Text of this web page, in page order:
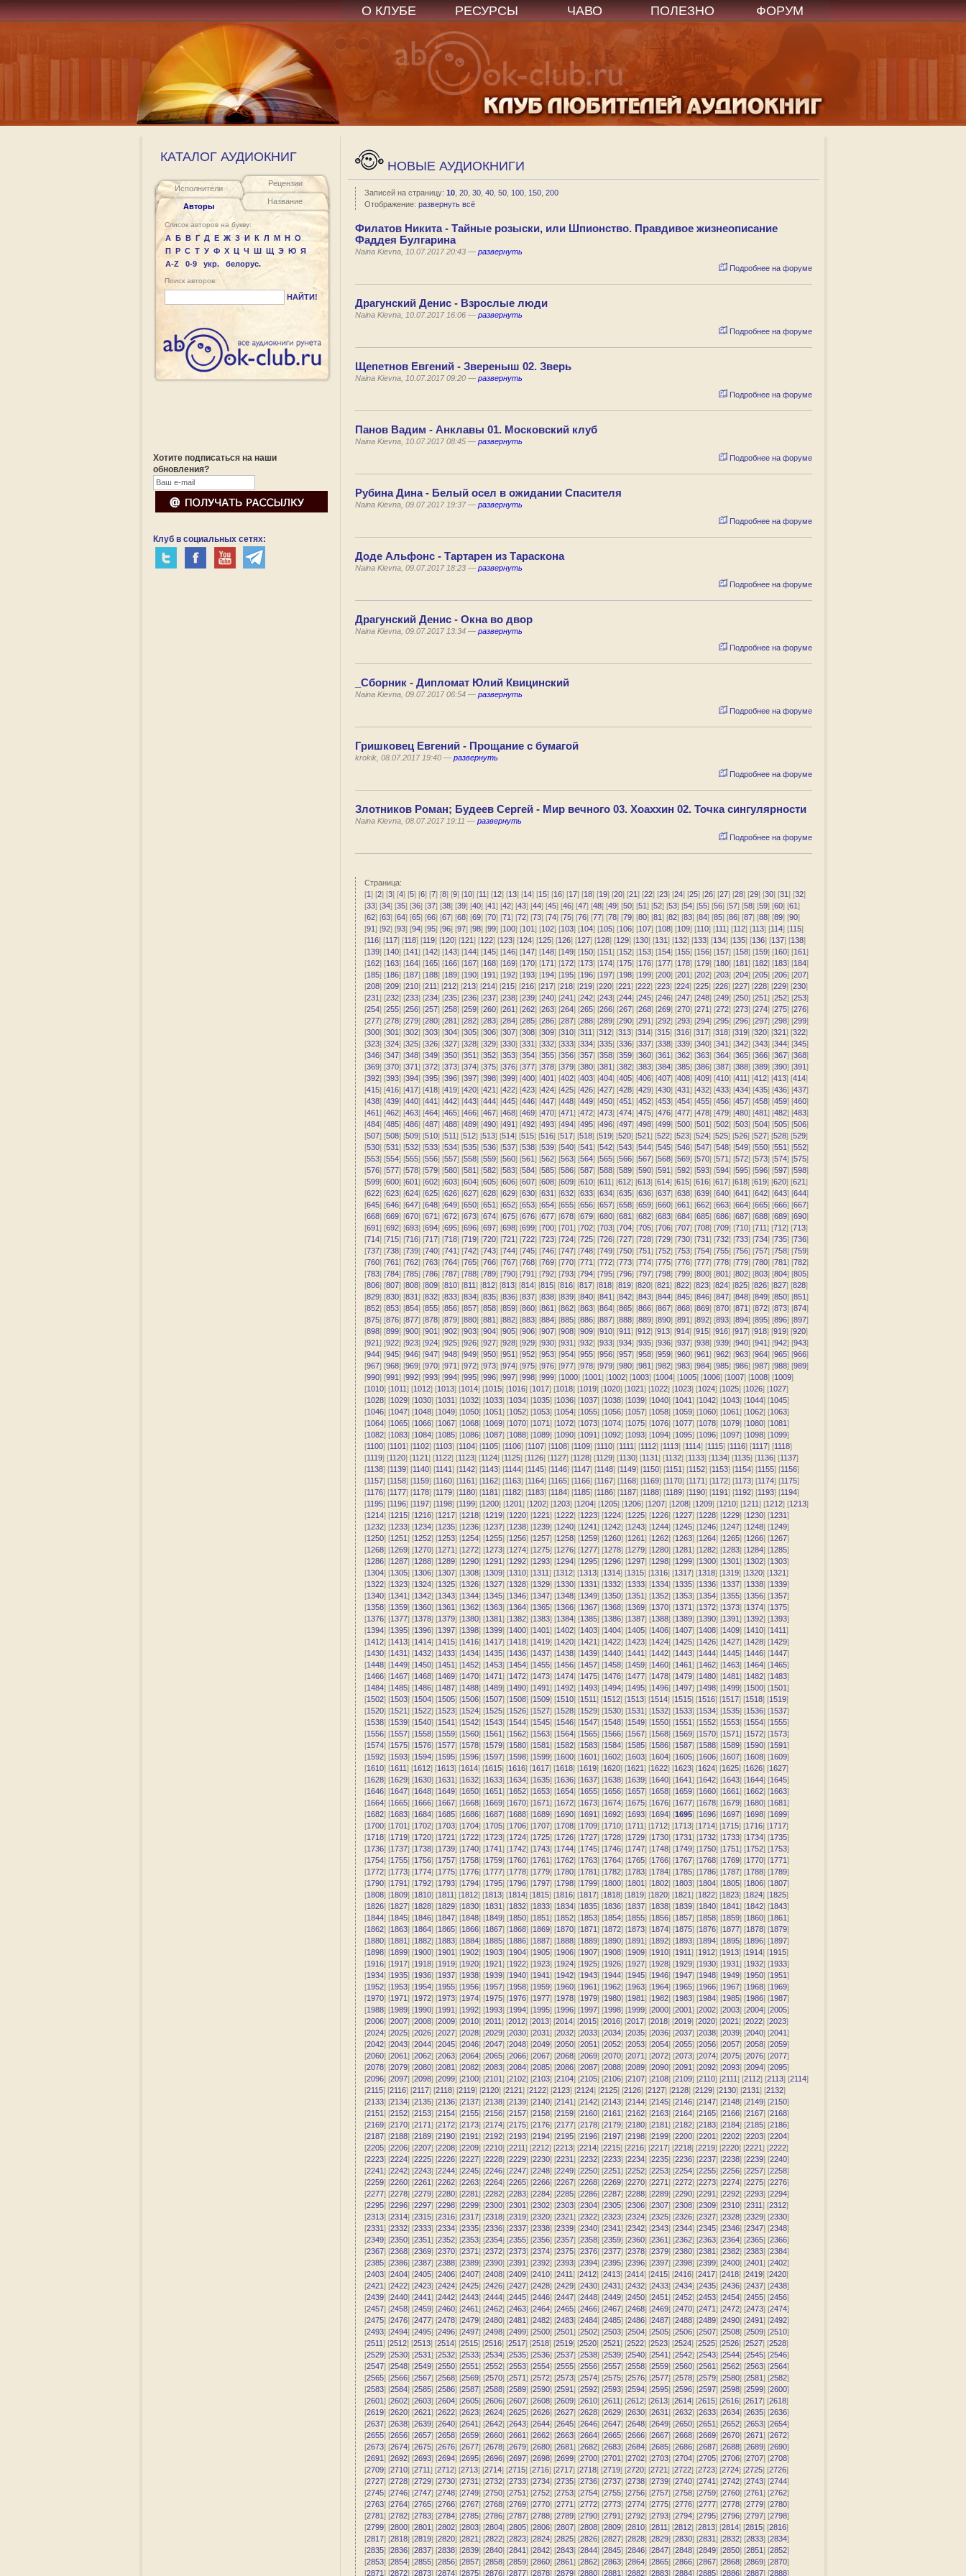
О КЛУБЕ РЕСУРСЫ ЧАВО ПОЛЕЗНО ФОРУМ
КАТАЛОГ АУДИОКНИГ
Исполнители
Авторы
Рецензии
Название
Список авторов на букву:
А Б В Г Д Е Ж З И К Л М Н О
П Р С Т У Ф Х Ц Ч Ш Щ Э Ю Я
A-Z
0-9 укр. белорус.
Поиск авторов:
НАЙТИ!
Хотите подписаться на наши
обновления?
Клуб в социальных сетях:
НОВЫЕ АУДИОКНИГИ
Записей на страницу: 10, 20, 30, 40, 50, 100, 150, 200
Отображение: развернуть всё
Филатов Никита - Тайные розыски, или Шпионство. Правдивое жизнеописание
Фаддея Булгарина
Naina Kievna, 10.07.2017 20:43 — развернуть
Подробнее на форуме
Драгунский Денис - Взрослые люди
Naina Kievna, 10.07.2017 16:06 — развернуть
Подробнее на форуме
Щепетнов Евгений - Звереныш 02. Зверь
Naina Kievna, 10.07.2017 09:20 — развернуть
Подробнее на форуме
Панов Вадим - Анклавы 01. Московский клуб
Naina Kievna, 10.07.2017 08:45 — развернуть
Подробнее на форуме
Рубина Дина - Белый осел в ожидании Спасителя
Naina Kievna, 09.07.2017 19:37 — развернуть
Подробнее на форуме
Доде Альфонс - Тартарен из Тараскона
Naina Kievna, 09.07.2017 18:23 — развернуть
Подробнее на форуме
Драгунский Денис - Окна во двор
Naina Kievna, 09.07.2017 13:34 — развернуть
Подробнее на форуме
_Сборник - Дипломат Юлий Квицинский
Naina Kievna, 09.07.2017 06:54 — развернуть
Подробнее на форуме
Гришковец Евгений - Прощание с бумагой
krokik, 08.07.2017 19:40 — развернуть
Подробнее на форуме
Злотников Роман; Будеев Сергей - Мир вечного 03. Хоаххин 02. Точка сингулярности
Naina Kievna, 08.07.2017 19:11 — развернуть
Подробнее на форуме
Страница:
[1] [2] [3] [4] [5] [6] [7] [8] [9] [10] [11] [12] [13] [14] [15] [16] [17] [18] [19] [20] [21] [22] [23] [24] [25] [26] [27] [28] [29] [30] [31] [32]
[33] [34] [35] [36] [37] [38] [39] [40] [41] [42] [43] [44] [45] [46] [47] [48] [49] [50] [51] [52] [53] [54] [55] [56] [57] [58] [59] [60] [61]
[62] [63] [64] [65] [66] [67] [68] [69] [70] [71] [72] [73] [74] [75] [76] [77] [78] [79] [80] [81] [82] [83] [84] [85] [86] [87] [88] [89] [90]
[91] [92] [93] [94] [95] [96] [97] [98] [99] [100] [101] [102] [103] [104] [105] [106] [107] [108] [109] [110] [111] [112] [113] [114] [115]
[116] [117] [118] [119] [120] [121] [122] [123] [124] [125] [126] [127] [128] [129] [130] [131] [132] [133] [134] [135] [136] [137] [138]
[139] [140] [141] [142] [143] [144] [145] [146] [147] [148] [149] [150] [151] [152] [153] [154] [155] [156] [157] [158] [159] [160] [161]
[162] [163] [164] [165] [166] [167] [168] [169] [170] [171] [172] [173] [174] [175] [176] [177] [178] [179] [180] [181] [182] [183] [184]
[185] [186] [187] [188] [189] [190] [191] [192] [193] [194] [195] [196] [197] [198] [199] [200] [201] [202] [203] [204] [205] [206] [207]
[208] [209] [210] [211] [212] [213] [214] [215] [216] [217] [218] [219] [220] [221] [222] [223] [224] [225] [226] [227] [228] [229] [230]
[231] [232] [233] [234] [235] [236] [237] [238] [239] [240] [241] [242] [243] [244] [245] [246] [247] [248] [249] [250] [251] [252] [253]
[254] [255] [256] [257] [258] [259] [260] [261] [262] [263] [264] [265] [266] [267] [268] [269] [270] [271] [272] [273] [274] [275] [276]
[277] [278] [279] [280] [281] [282] [283] [284] [285] [286] [287] [288] [289] [290] [291] [292] [293] [294] [295] [296] [297] [298] [299]
[300] [301] [302] [303] [304] [305] [306] [307] [308] [309] [310] [311] [312] [313] [314] [315] [316] [317] [318] [319] [320] [321] [322]
[323] [324] [325] [326] [327] [328] [329] [330] [331] [332] [333] [334] [335] [336] [337] [338] [339] [340] [341] [342] [343] [344] [345]
[346] [347] [348] [349] [350] [351] [352] [353] [354] [355] [356] [357] [358] [359] [360] [361] [362] [363] [364] [365] [366] [367] [368]
[369] [370] [371] [372] [373] [374] [375] [376] [377] [378] [379] [380] [381] [382] [383] [384] [385] [386] [387] [388] [389] [390] [391]
[392] [393] [394] [395] [396] [397] [398] [399] [400] [401] [402] [403] [404] [405] [406] [407] [408] [409] [410] [411] [412] [413] [414]
[415] [416] [417] [418] [419] [420] [421] [422] [423] [424] [425] [426] [427] [428] [429] [430] [431] [432] [433] [434] [435] [436] [437]
[438] [439] [440] [441] [442] [443] [444] [445] [446] [447] [448] [449] [450] [451] [452] [453] [454] [455] [456] [457] [458] [459] [460]
[461] [462] [463] [464] [465] [466] [467] [468] [469] [470] [471] [472] [473] [474] [475] [476] [477] [478] [479] [480] [481] [482] [483]
[484] [485] [486] [487] [488] [489] [490] [491] [492] [493] [494] [495] [496] [497] [498] [499] [500] [501] [502] [503] [504] [505] [506]
[507] [508] [509] [510] [511] [512] [513] [514] [515] [516] [517] [518] [519] [520] [521] [522] [523] [524] [525] [526] [527] [528] [529]
[530] [531] [532] [533] [534] [535] [536] [537] [538] [539] [540] [541] [542] [543] [544] [545] [546] [547] [548] [549] [550] [551] [552]
[553] [554] [555] [556] [557] [558] [559] [560] [561] [562] [563] [564] [565] [566] [567] [568] [569] [570] [571] [572] [573] [574] [575]
[576] [577] [578] [579] [580] [581] [582] [583] [584] [585] [586] [587] [588] [589] [590] [591] [592] [593] [594] [595] [596] [597] [598]
[599] [600] [601] [602] [603] [604] [605] [606] [607] [608] [609] [610] [611] [612] [613] [614] [615] [616] [617] [618] [619] [620] [621]
[622] [623] [624] [625] [626] [627] [628] [629] [630] [631] [632] [633] [634] [635] [636] [637] [638] [639] [640] [641] [642] [643] [644]
[645] [646] [647] [648] [649] [650] [651] [652] [653] [654] [655] [656] [657] [658] [659] [660] [661] [662] [663] [664] [665] [666] [667]
[668] [669] [670] [671] [672] [673] [674] [675] [676] [677] [678] [679] [680] [681] [682] [683] [684] [685] [686] [687] [688] [689] [690]
[691] [692] [693] [694] [695] [696] [697] [698] [699] [700] [701] [702] [703] [704] [705] [706] [707] [708] [709] [710] [711] [712] [713]
[714] [715] [716] [717] [718] [719] [720] [721] [722] [723] [724] [725] [726] [727] [728] [729] [730] [731] [732] [733] [734] [735] [736]
[737] [738] [739] [740] [741] [742] [743] [744] [745] [746] [747] [748] [749] [750] [751] [752] [753] [754] [755] [756] [757] [758] [759]
[760] [761] [762] [763] [764] [765] [766] [767] [768] [769] [770] [771] [772] [773] [774] [775] [776] [777] [778] [779] [780] [781] [782]
[783] [784] [785] [786] [787] [788] [789] [790] [791] [792] [793] [794] [795] [796] [797] [798] [799] [800] [801] [802] [803] [804] [805]
[806] [807] [808] [809] [810] [811] [812] [813] [814] [815] [816] [817] [818] [819] [820] [821] [822] [823] [824] [825] [826] [827] [828]
[829] [830] [831] [832] [833] [834] [835] [836] [837] [838] [839] [840] [841] [842] [843] [844] [845] [846] [847] [848] [849] [850] [851]
[852] [853] [854] [855] [856] [857] [858] [859] [860] [861] [862] [863] [864] [865] [866] [867] [868] [869] [870] [871] [872] [873] [874]
[875] [876] [877] [878] [879] [880] [881] [882] [883] [884] [885] [886] [887] [888] [889] [890] [891] [892] [893] [894] [895] [896] [897]
[898] [899] [900] [901] [902] [903] [904] [905] [906] [907] [908] [909] [910] [911] [912] [913] [914] [915] [916] [917] [918] [919] [920]
[921] [922] [923] [924] [925] [926] [927] [928] [929] [930] [931] [932] [933] [934] [935] [936] [937] [938] [939] [940] [941] [942] [943]
[944] [945] [946] [947] [948] [949] [950] [951] [952] [953] [954] [955] [956] [957] [958] [959] [960] [961] [962] [963] [964] [965] [966]
[967] [968] [969] [970] [971] [972] [973] [974] [975] [976] [977] [978] [979] [980] [981] [982] [983] [984] [985] [986] [987] [988] [989]
[990] [991] [992] [993] [994] [995] [996] [997] [998] [999] [1000] [1001] [1002] [1003] [1004] [1005] [1006] [1007] [1008] [1009]
[1010] [1011] [1012] [1013] [1014] [1015] [1016] [1017] [1018] [1019] [1020] [1021] [1022] [1023] [1024] [1025] [1026] [1027]
[1028] [1029] [1030] [1031] [1032] [1033] [1034] [1035] [1036] [1037] [1038] [1039] [1040] [1041] [1042] [1043] [1044] [1045]
[1046] [1047] [1048] [1049] [1050] [1051] [1052] [1053] [1054] [1055] [1056] [1057] [1058] [1059] [1060] [1061] [1062] [1063]
[1064] [1065] [1066] [1067] [1068] [1069] [1070] [1071] [1072] [1073] [1074] [1075] [1076] [1077] [1078] [1079] [1080] [1081]
[1082] [1083] [1084] [1085] [1086] [1087] [1088] [1089] [1090] [1091] [1092] [1093] [1094] [1095] [1096] [1097] [1098] [1099]
[1100] [1101] [1102] [1103] [1104] [1105] [1106] [1107] [1108] [1109] [1110] [1111] [1112] [1113] [1114] [1115] [1116] [1117] [1118]
[1119] [1120] [1121] [1122] [1123] [1124] [1125] [1126] [1127] [1128] [1129] [1130] [1131] [1132] [1133] [1134] [1135] [1136] [1137]
[1138] [1139] [1140] [1141] [1142] [1143] [1144] [1145] [1146] [1147] [1148] [1149] [1150] [1151] [1152] [1153] [1154] [1155] [1156]
[1157] [1158] [1159] [1160] [1161] [1162] [1163] [1164] [1165] [1166] [1167] [1168] [1169] [1170] [1171] [1172] [1173] [1174] [1175]
[1176] [1177] [1178] [1179] [1180] [1181] [1182] [1183] [1184] [1185] [1186] [1187] [1188] [1189] [1190] [1191] [1192] [1193] [1194]
[1195] [1196] [1197] [1198] [1199] [1200] [1201] [1202] [1203] [1204] [1205] [1206] [1207] [1208] [1209] [1210] [1211] [1212] [1213]
[1214] [1215] [1216] [1217] [1218] [1219] [1220] [1221] [1222] [1223] [1224] [1225] [1226] [1227] [1228] [1229] [1230] [1231]
[1232] [1233] [1234] [1235] [1236] [1237] [1238] [1239] [1240] [1241] [1242] [1243] [1244] [1245] [1246] [1247] [1248] [1249]
[1250] [1251] [1252] [1253] [1254] [1255] [1256] [1257] [1258] [1259] [1260] [1261] [1262] [1263] [1264] [1265] [1266] [1267]
[1268] [1269] [1270] [1271] [1272] [1273] [1274] [1275] [1276] [1277] [1278] [1279] [1280] [1281] [1282] [1283] [1284] [1285]
[1286] [1287] [1288] [1289] [1290] [1291] [1292] [1293] [1294] [1295] [1296] [1297] [1298] [1299] [1300] [1301] [1302] [1303]
[1304] [1305] [1306] [1307] [1308] [1309] [1310] [1311] [1312] [1313] [1314] [1315] [1316] [1317] [1318] [1319] [1320] [1321]
[1322] [1323] [1324] [1325] [1326] [1327] [1328] [1329] [1330] [1331] [1332] [1333] [1334] [1335] [1336] [1337] [1338] [1339]
[1340] [1341] [1342] [1343] [1344] [1345] [1346] [1347] [1348] [1349] [1350] [1351] [1352] [1353] [1354] [1355] [1356] [1357]
[1358] [1359] [1360] [1361] [1362] [1363] [1364] [1365] [1366] [1367] [1368] [1369] [1370] [1371] [1372] [1373] [1374] [1375]
[1376] [1377] [1378] [1379] [1380] [1381] [1382] [1383] [1384] [1385] [1386] [1387] [1388] [1389] [1390] [1391] [1392] [1393]
[1394] [1395] [1396] [1397] [1398] [1399] [1400] [1401] [1402] [1403] [1404] [1405] [1406] [1407] [1408] [1409] [1410] [1411]
[1412] [1413] [1414] [1415] [1416] [1417] [1418] [1419] [1420] [1421] [1422] [1423] [1424] [1425] [1426] [1427] [1428] [1429]
[1430] [1431] [1432] [1433] [1434] [1435] [1436] [1437] [1438] [1439] [1440] [1441] [1442] [1443] [1444] [1445] [1446] [1447]
[1448] [1449] [1450] [1451] [1452] [1453] [1454] [1455] [1456] [1457] [1458] [1459] [1460] [1461] [1462] [1463] [1464] [1465]
[1466] [1467] [1468] [1469] [1470] [1471] [1472] [1473] [1474] [1475] [1476] [1477] [1478] [1479] [1480] [1481] [1482] [1483]
[1484] [1485] [1486] [1487] [1488] [1489] [1490] [1491] [1492] [1493] [1494] [1495] [1496] [1497] [1498] [1499] [1500] [1501]
[1502] [1503] [1504] [1505] [1506] [1507] [1508] [1509] [1510] [1511] [1512] [1513] [1514] [1515] [1516] [1517] [1518] [1519]
[1520] [1521] [1522] [1523] [1524] [1525] [1526] [1527] [1528] [1529] [1530] [1531] [1532] [1533] [1534] [1535] [1536] [1537]
[1538] [1539] [1540] [1541] [1542] [1543] [1544] [1545] [1546] [1547] [1548] [1549] [1550] [1551] [1552] [1553] [1554] [1555]
[1556] [1557] [1558] [1559] [1560] [1561] [1562] [1563] [1564] [1565] [1566] [1567] [1568] [1569] [1570] [1571] [1572] [1573]
[1574] [1575] [1576] [1577] [1578] [1579] [1580] [1581] [1582] [1583] [1584] [1585] [1586] [1587] [1588] [1589] [1590] [1591]
[1592] [1593] [1594] [1595] [1596] [1597] [1598] [1599] [1600] [1601] [1602] [1603] [1604] [1605] [1606] [1607] [1608] [1609]
[1610] [1611] [1612] [1613] [1614] [1615] [1616] [1617] [1618] [1619] [1620] [1621] [1622] [1623] [1624] [1625] [1626] [1627]
[1628] [1629] [1630] [1631] [1632] [1633] [1634] [1635] [1636] [1637] [1638] [1639] [1640] [1641] [1642] [1643] [1644] [1645]
[1646] [1647] [1648] [1649] [1650] [1651] [1652] [1653] [1654] [1655] [1656] [1657] [1658] [1659] [1660] [1661] [1662] [1663]
[1664] [1665] [1666] [1667] [1668] [1669] [1670] [1671] [1672] [1673] [1674] [1675] [1676] [1677] [1678] [1679] [1680] [1681]
[1682] [1683] [1684] [1685] [1686] [1687] [1688] [1689] [1690] [1691] [1692] [1693] [1694] [1695] [1696] [1697] [1698] [1699]
[1700] [1701] [1702] [1703] [1704] [1705] [1706] [1707] [1708] [1709] [1710] [1711] [1712] [1713] [1714] [1715] [1716] [1717]
[1718] [1719] [1720] [1721] [1722] [1723] [1724] [1725] [1726] [1727] [1728] [1729] [1730] [1731] [1732] [1733] [1734] [1735]
[1736] [1737] [1738] [1739] [1740] [1741] [1742] [1743] [1744] [1745] [1746] [1747] [1748] [1749] [1750] [1751] [1752] [1753]
[1754] [1755] [1756] [1757] [1758] [1759] [1760] [1761] [1762] [1763] [1764] [1765] [1766] [1767] [1768] [1769] [1770] [1771]
[1772] [1773] [1774] [1775] [1776] [1777] [1778] [1779] [1780] [1781] [1782] [1783] [1784] [1785] [1786] [1787] [1788] [1789]
[1790] [1791] [1792] [1793] [1794] [1795] [1796] [1797] [1798] [1799] [1800] [1801] [1802] [1803] [1804] [1805] [1806] [1807]
[1808] [1809] [1810] [1811] [1812] [1813] [1814] [1815] [1816] [1817] [1818] [1819] [1820] [1821] [1822] [1823] [1824] [1825]
[1826] [1827] [1828] [1829] [1830] [1831] [1832] [1833] [1834] [1835] [1836] [1837] [1838] [1839] [1840] [1841] [1842] [1843]
[1844] [1845] [1846] [1847] [1848] [1849] [1850] [1851] [1852] [1853] [1854] [1855] [1856] [1857] [1858] [1859] [1860] [1861]
[1862] [1863] [1864] [1865] [1866] [1867] [1868] [1869] [1870] [1871] [1872] [1873] [1874] [1875] [1876] [1877] [1878] [1879]
[1880] [1881] [1882] [1883] [1884] [1885] [1886] [1887] [1888] [1889] [1890] [1891] [1892] [1893] [1894] [1895] [1896] [1897]
[1898] [1899] [1900] [1901] [1902] [1903] [1904] [1905] [1906] [1907] [1908] [1909] [1910] [1911] [1912] [1913] [1914] [1915]
[1916] [1917] [1918] [1919] [1920] [1921] [1922] [1923] [1924] [1925] [1926] [1927] [1928] [1929] [1930] [1931] [1932] [1933]
[1934] [1935] [1936] [1937] [1938] [1939] [1940] [1941] [1942] [1943] [1944] [1945] [1946] [1947] [1948] [1949] [1950] [1951]
[1952] [1953] [1954] [1955] [1956] [1957] [1958] [1959] [1960] [1961] [1962] [1963] [1964] [1965] [1966] [1967] [1968] [1969]
[1970] [1971] [1972] [1973] [1974] [1975] [1976] [1977] [1978] [1979] [1980] [1981] [1982] [1983] [1984] [1985] [1986] [1987]
[1988] [1989] [1990] [1991] [1992] [1993] [1994] [1995] [1996] [1997] [1998] [1999] [2000] [2001] [2002] [2003] [2004] [2005]
[2006] [2007] [2008] [2009] [2010] [2011] [2012] [2013] [2014] [2015] [2016] [2017] [2018] [2019] [2020] [2021] [2022] [2023]
[2024] [2025] [2026] [2027] [2028] [2029] [2030] [2031] [2032] [2033] [2034] [2035] [2036] [2037] [2038] [2039] [2040] [2041]
[2042] [2043] [2044] [2045] [2046] [2047] [2048] [2049] [2050] [2051] [2052] [2053] [2054] [2055] [2056] [2057] [2058] [2059]
[2060] [2061] [2062] [2063] [2064] [2065] [2066] [2067] [2068] [2069] [2070] [2071] [2072] [2073] [2074] [2075] [2076] [2077]
[2078] [2079] [2080] [2081] [2082] [2083] [2084] [2085] [2086] [2087] [2088] [2089] [2090] [2091] [2092] [2093] [2094] [2095]
[2096] [2097] [2098] [2099] [2100] [2101] [2102] [2103] [2104] [2105] [2106] [2107] [2108] [2109] [2110] [2111] [2112] [2113] [2114]
[2115] [2116] [2117] [2118] [2119] [2120] [2121] [2122] [2123] [2124] [2125] [2126] [2127] [2128] [2129] [2130] [2131] [2132]
[2133] [2134] [2135] [2136] [2137] [2138] [2139] [2140] [2141] [2142] [2143] [2144] [2145] [2146] [2147] [2148] [2149] [2150]
[2151] [2152] [2153] [2154] [2155] [2156] [2157] [2158] [2159] [2160] [2161] [2162] [2163] [2164] [2165] [2166] [2167] [2168]
[2169] [2170] [2171] [2172] [2173] [2174] [2175] [2176] [2177] [2178] [2179] [2180] [2181] [2182] [2183] [2184] [2185] [2186]
[2187] [2188] [2189] [2190] [2191] [2192] [2193] [2194] [2195] [2196] [2197] [2198] [2199] [2200] [2201] [2202] [2203] [2204]
[2205] [2206] [2207] [2208] [2209] [2210] [2211] [2212] [2213] [2214] [2215] [2216] [2217] [2218] [2219] [2220] [2221] [2222]
[2223] [2224] [2225] [2226] [2227] [2228] [2229] [2230] [2231] [2232] [2233] [2234] [2235] [2236] [2237] [2238] [2239] [2240]
[2241] [2242] [2243] [2244] [2245] [2246] [2247] [2248] [2249] [2250] [2251] [2252] [2253] [2254] [2255] [2256] [2257] [2258]
[2259] [2260] [2261] [2262] [2263] [2264] [2265] [2266] [2267] [2268] [2269] [2270] [2271] [2272] [2273] [2274] [2275] [2276]
[2277] [2278] [2279] [2280] [2281] [2282] [2283] [2284] [2285] [2286] [2287] [2288] [2289] [2290] [2291] [2292] [2293] [2294]
[2295] [2296] [2297] [2298] [2299] [2300] [2301] [2302] [2303] [2304] [2305] [2306] [2307] [2308] [2309] [2310] [2311] [2312]
[2313] [2314] [2315] [2316] [2317] [2318] [2319] [2320] [2321] [2322] [2323] [2324] [2325] [2326] [2327] [2328] [2329] [2330]
[2331] [2332] [2333] [2334] [2335] [2336] [2337] [2338] [2339] [2340] [2341] [2342] [2343] [2344] [2345] [2346] [2347] [2348]
[2349] [2350] [2351] [2352] [2353] [2354] [2355] [2356] [2357] [2358] [2359] [2360] [2361] [2362] [2363] [2364] [2365] [2366]
[2367] [2368] [2369] [2370] [2371] [2372] [2373] [2374] [2375] [2376] [2377] [2378] [2379] [2380] [2381] [2382] [2383] [2384]
[2385] [2386] [2387] [2388] [2389] [2390] [2391] [2392] [2393] [2394] [2395] [2396] [2397] [2398] [2399] [2400] [2401] [2402]
[2403] [2404] [2405] [2406] [2407] [2408] [2409] [2410] [2411] [2412] [2413] [2414] [2415] [2416] [2417] [2418] [2419] [2420]
[2421] [2422] [2423] [2424] [2425] [2426] [2427] [2428] [2429] [2430] [2431] [2432] [2433] [2434] [2435] [2436] [2437] [2438]
[2439] [2440] [2441] [2442] [2443] [2444] [2445] [2446] [2447] [2448] [2449] [2450] [2451] [2452] [2453] [2454] [2455] [2456]
[2457] [2458] [2459] [2460] [2461] [2462] [2463] [2464] [2465] [2466] [2467] [2468] [2469] [2470] [2471] [2472] [2473] [2474]
[2475] [2476] [2477] [2478] [2479] [2480] [2481] [2482] [2483] [2484] [2485] [2486] [2487] [2488] [2489] [2490] [2491] [2492]
[2493] [2494] [2495] [2496] [2497] [2498] [2499] [2500] [2501] [2502] [2503] [2504] [2505] [2506] [2507] [2508] [2509] [2510]
[2511] [2512] [2513] [2514] [2515] [2516] [2517] [2518] [2519] [2520] [2521] [2522] [2523] [2524] [2525] [2526] [2527] [2528]
[2529] [2530] [2531] [2532] [2533] [2534] [2535] [2536] [2537] [2538] [2539] [2540] [2541] [2542] [2543] [2544] [2545] [2546]
[2547] [2548] [2549] [2550] [2551] [2552] [2553] [2554] [2555] [2556] [2557] [2558] [2559] [2560] [2561] [2562] [2563] [2564]
[2565] [2566] [2567] [2568] [2569] [2570] [2571] [2572] [2573] [2574] [2575] [2576] [2577] [2578] [2579] [2580] [2581] [2582]
[2583] [2584] [2585] [2586] [2587] [2588] [2589] [2590] [2591] [2592] [2593] [2594] [2595] [2596] [2597] [2598] [2599] [2600]
[2601] [2602] [2603] [2604] [2605] [2606] [2607] [2608] [2609] [2610] [2611] [2612] [2613] [2614] [2615] [2616] [2617] [2618]
[2619] [2620] [2621] [2622] [2623] [2624] [2625] [2626] [2627] [2628] [2629] [2630] [2631] [2632] [2633] [2634] [2635] [2636]
[2637] [2638] [2639] [2640] [2641] [2642] [2643] [2644] [2645] [2646] [2647] [2648] [2649] [2650] [2651] [2652] [2653] [2654]
[2655] [2656] [2657] [2658] [2659] [2660] [2661] [2662] [2663] [2664] [2665] [2666] [2667] [2668] [2669] [2670] [2671] [2672]
[2673] [2674] [2675] [2676] [2677] [2678] [2679] [2680] [2681] [2682] [2683] [2684] [2685] [2686] [2687] [2688] [2689] [2690]
[2691] [2692] [2693] [2694] [2695] [2696] [2697] [2698] [2699] [2700] [2701] [2702] [2703] [2704] [2705] [2706] [2707] [2708]
[2709] [2710] [2711] [2712] [2713] [2714] [2715] [2716] [2717] [2718] [2719] [2720] [2721] [2722] [2723] [2724] [2725] [2726]
[2727] [2728] [2729] [2730] [2731] [2732] [2733] [2734] [2735] [2736] [2737] [2738] [2739] [2740] [2741] [2742] [2743] [2744]
[2745] [2746] [2747] [2748] [2749] [2750] [2751] [2752] [2753] [2754] [2755] [2756] [2757] [2758] [2759] [2760] [2761] [2762]
[2763] [2764] [2765] [2766] [2767] [2768] [2769] [2770] [2771] [2772] [2773] [2774] [2775] [2776] [2777] [2778] [2779] [2780]
[2781] [2782] [2783] [2784] [2785] [2786] [2787] [2788] [2789] [2790] [2791] [2792] [2793] [2794] [2795] [2796] [2797] [2798]
[2799] [2800] [2801] [2802] [2803] [2804] [2805] [2806] [2807] [2808] [2809] [2810] [2811] [2812] [2813] [2814] [2815] [2816]
[2817] [2818] [2819] [2820] [2821] [2822] [2823] [2824] [2825] [2826] [2827] [2828] [2829] [2830] [2831] [2832] [2833] [2834]
[2835] [2836] [2837] [2838] [2839] [2840] [2841] [2842] [2843] [2844] [2845] [2846] [2847] [2848] [2849] [2850] [2851] [2852]
[2853] [2854] [2855] [2856] [2857] [2858] [2859] [2860] [2861] [2862] [2863] [2864] [2865] [2866] [2867] [2868] [2869] [2870]
[2871] [2872] [2873] [2874] [2875] [2876] [2877] [2878] [2879] [2880] [2881] [2882] [2883] [2884] [2885] [2886] [2887] [2888]